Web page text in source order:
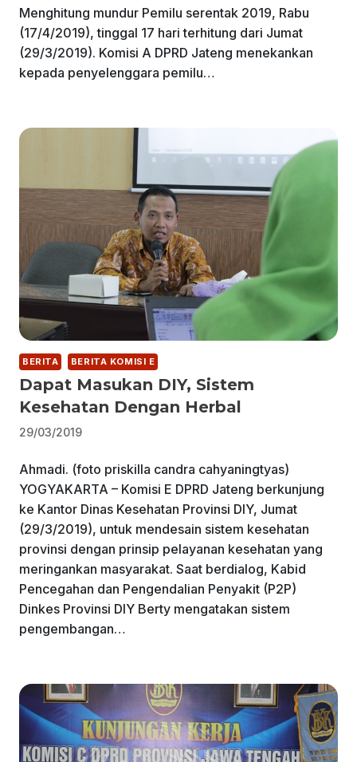
Menghitung mundur Pemilu serentak 2019, Rabu
(17/4/2019), tinggal 17 hari terhitung dari Jumat
(29/3/2019). Komisi A DPRD Jateng menekankan
kepada penyelenggara pemilu…
BERITA BERITA KOMISI E
Dapat Masukan DIY, Sistem
Kesehatan Dengan Herbal
29/03/2019
Ahmadi. (foto priskilla candra cahyaningtyas)
YOGYAKARTA – Komisi E DPRD Jateng berkunjung
ke Kantor Dinas Kesehatan Provinsi DIY, Jumat
(29/3/2019), untuk mendesain sistem kesehatan
provinsi dengan prinsip pelayanan kesehatan yang
meringankan masyarakat. Saat berdialog, Kabid
Pencegahan dan Pengendalian Penyakit (P2P)
Dinkes Provinsi DIY Berty mengatakan sistem
pengembangan…